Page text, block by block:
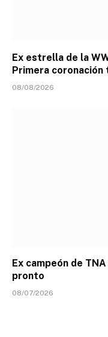
Ex estrella de la
Primera
08/08/2026
Ex campeón de
pronto
08/07/2026